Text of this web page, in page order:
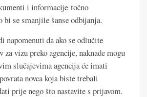
i informacije točno
bi se smanjile šanse odbijanja.
napomenuti da ako se odlučite
za vizu preko agencije, naknade mogu
slučajevima agencija će imati
novca koja biste trebali
prije nego što nastavite s prijavom.